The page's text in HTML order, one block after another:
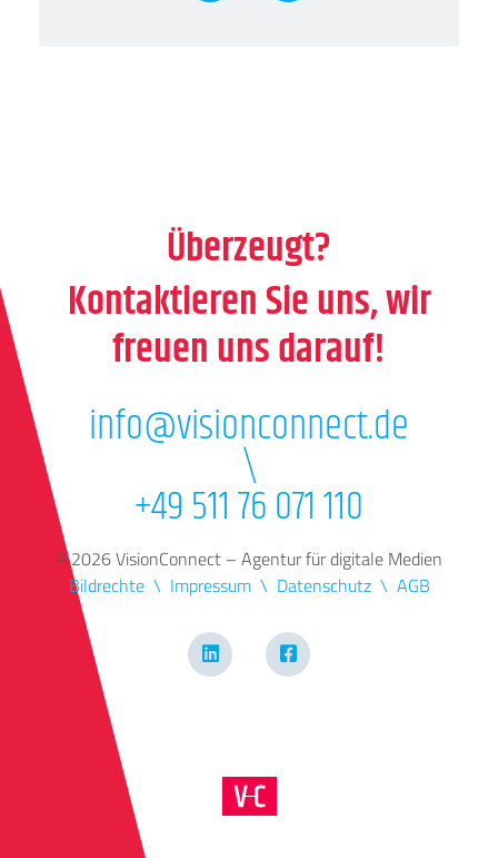
Überzeugt?
Kontaktieren Sie uns, wir
freuen uns darauf!
info@visionconnect.de
\
+49 511 76 071 110
© 2026 VisionConnect – Agentur für digitale Medien
Bildrechte
Impressum Datenschutz AGB
LinkedIn Facebook